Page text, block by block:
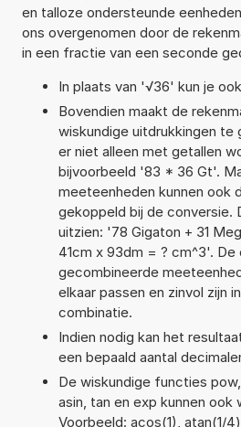
en talloze ondersteunde
ons overgenomen door de
in een fractie van een seconde
In plaats van '√36' kun je
Bovendien maakt de
wiskundige uitdrukkingen te
er niet alleen met getallen
bijvoorbeeld '83 * 36 Gt'.
meeteenheden kunnen ook
gekoppeld bij de conversie.
uitzien: '78 Gigaton + 31
41cm x 93dm = ? cm^3'. De
gecombineerde
elkaar passen en zinvol zijn
combinatie.
Indien nodig kan het
een bepaald aantal
De wiskundige functies
asin, tan en exp kunnen ook
Voorbeeld: acos(1), atan(1/